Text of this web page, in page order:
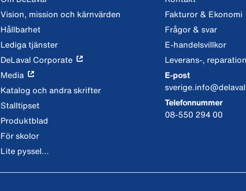
Vision, mission och kärnvärden
Hållbarhet
Lediga tjänster
DeLaval Corporate
Media
Katalog och andra skrifter
Stalltipset
Produktblad
För skolor
Lite pyssel...
Fakturor & Ekonomi
Frågor & svar
E-handelsvillkor
Leverans-,
E-post
Telefonnummer
08-550 294 00